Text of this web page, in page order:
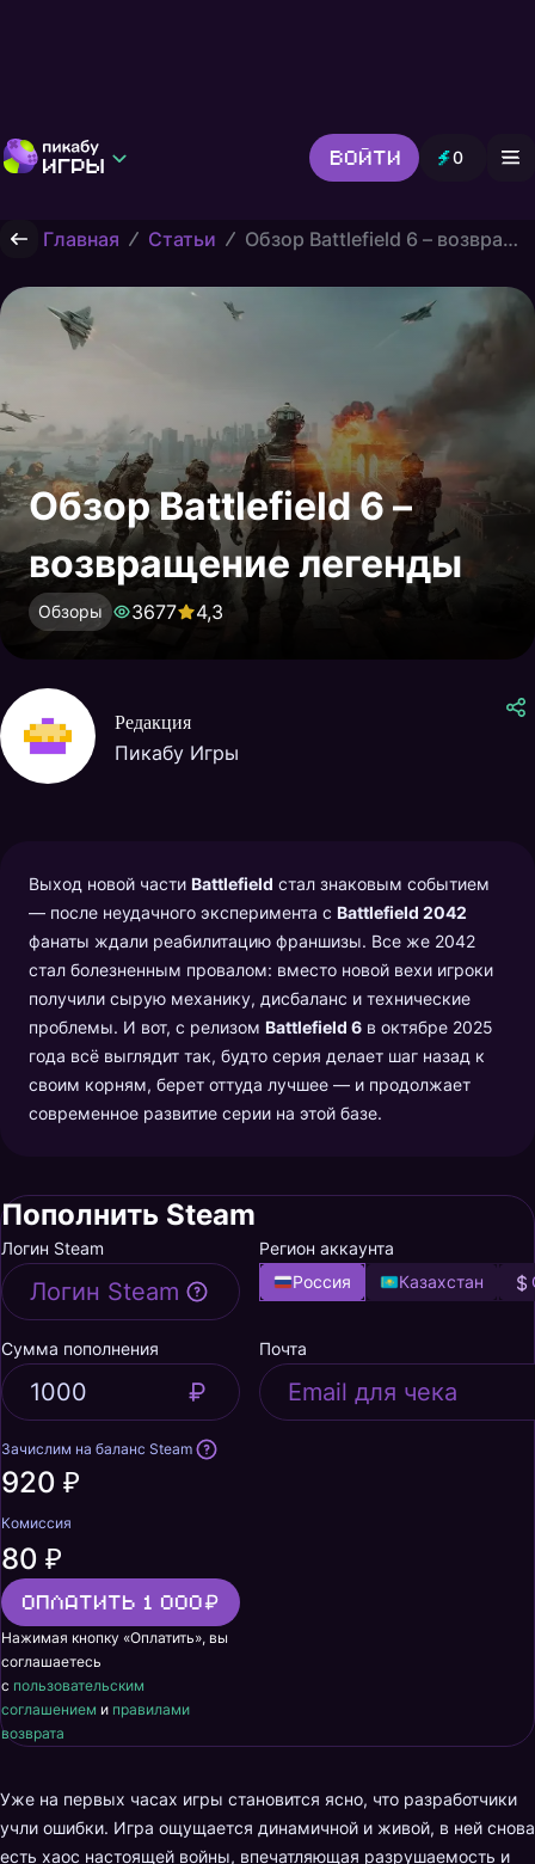
Войти 0
Выбор редакции
Шутер
Головоломки Гонки
Главная Статьи Обзор Battlefield 6 – возвращение легенды
Обзор Battlefield 6 –
возвращение легенды
Обзоры 3677 4,3
Редакция
Пикабу Игры
Выход новой части Battlefield стал знаковым событием
— после неудачного эксперимента с Battlefield 2042
фанаты ждали реабилитацию франшизы. Все же 2042
стал болезненным провалом: вместо новой вехи игроки
получили сырую механику, дисбаланс и технические
проблемы. И вот, с релизом Battlefield 6 в октябре 2025
года всё выглядит так, будто серия делает шаг назад к
своим корням, берет оттуда лучшее — и продолжает
современное развитие серии на этой базе.
Пополнить Steam
Логин Steam
Регион аккаунта
Россия
Казахстан
Сумма пополнения Почта
Зачислим на баланс Steam
920 ₽
Комиссия
80 ₽
Оплатить 1 000
Нажимая кнопку «Оплатить», вы
соглашаетесь
с пользовательским
соглашением и правилами
возврата
Уже на первых часах игры становится ясно, что разработчики
учли ошибки. Игра ощущается динамичной и живой, в ней снова
есть хаос настоящей войны, впечатляющая разрушаемость и